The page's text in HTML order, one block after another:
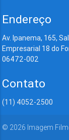
Endereço
Av. Ipanema, 165,
Empresarial 18 do
06472-002
Contato
(11) 4052-2500
© 2026 Imagem